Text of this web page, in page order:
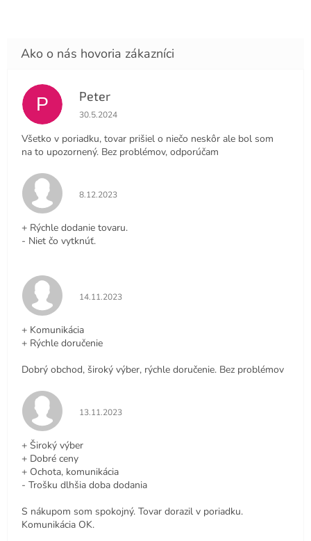
P Peter
Hodnotenie obchodu je 4 z 5 hviezdičiek.
30.5.2024
Všetko v poriadku, tovar prišiel o niečo neskôr ale bol som
na to upozornený. Bez problémov, odporúčam
Hodnotenie obchodu je 5 z 5 hviezdičiek.
8.12.2023
+ Rýchle dodanie tovaru.
- Niet čo vytknúť.
Hodnotenie obchodu je 5 z 5 hviezdičiek.
14.11.2023
+ Komunikácia
+ Rýchle doručenie
Dobrý obchod, široký výber, rýchle doručenie. Bez problémov
Hodnotenie obchodu je 5 z 5 hviezdičiek.
13.11.2023
+ Široký výber
+ Dobré ceny
+ Ochota, komunikácia
- Trošku dlhšia doba dodania
S nákupom som spokojný. Tovar dorazil v poriadku.
Komunikácia OK.